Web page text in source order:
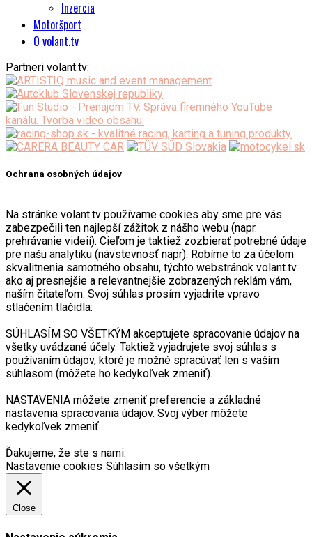
Inzercia
Motoršport
O volant.tv
Partneri volant.tv:
Ochrana osobných údajov
Na stránke volant.tv používame cookies aby sme pre vás
zabezpečili ten najlepší zážitok z nášho webu (napr.
prehrávanie videií). Cieľom je taktiež zozbierať potrebné údaje
pre našu analytiku (návstevnosť napr). Robíme to za účelom
skvalitnenia samotného obsahu, týchto webstránok volant.tv
ako aj presnejšie a relevantnejšie zobrazených reklám vám,
naším čitateľom. Svoj súhlas prosím vyjadrite vpravo
stlačením tlačidla:
SÚHLASÍM SO VŠETKÝM akceptujete spracovanie údajov na
všetky uvádzané účely. Taktiež vyjadrujete svoj súhlas s
používaním údajov, ktoré je možné spracúvať len s vaším
súhlasom (môžete ho kedykoľvek zmeniť).
NASTAVENIA môžete zmeniť preferencie a základné
nastavenia spracovania údajov. Svoj výber môžete
kedykoľvek zmeniť.
Ďakujeme, že ste s nami.
Nastavenie cookies Súhlasím so všetkým
Close